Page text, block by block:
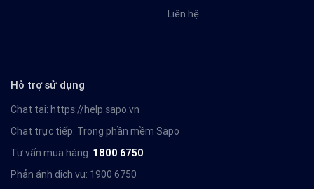
Liên hệ
Hỗ trợ sử dụng
Chat tại: https://help.sapo.vn
Chat trực tiếp: Trong phần mềm Sapo
Tư vấn mua hàng: 1800 6750
Phản ánh dịch vụ: 1900 6750